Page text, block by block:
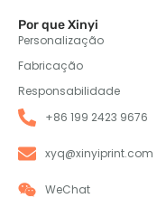
Por que Xinyi
Personalização
Fabricação
Responsabilidade
+86 199 2423 9676
xyq@xinyiprint.com
WeChat